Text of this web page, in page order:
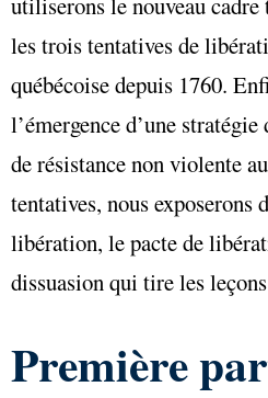
les trois tentatives de
québécoise depuis 1760.
l’émergence d’une
de résistance non violente
tentatives, nous exposerons
libération, le pacte de
dissuasion qui tire les
Première